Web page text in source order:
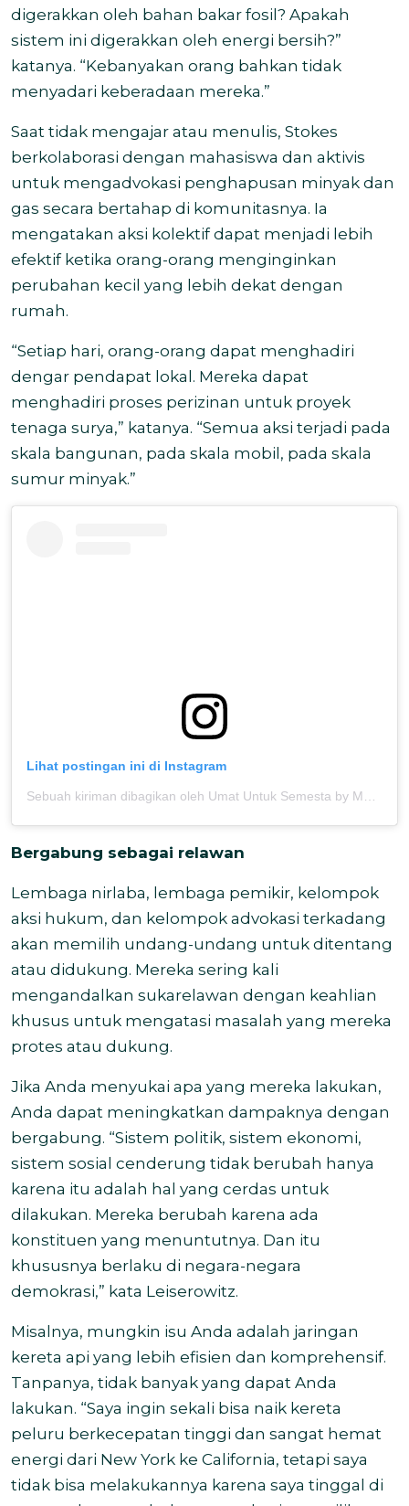
digerakkan oleh bahan bakar fosil? Apakah
sistem ini digerakkan oleh energi bersih?”
katanya. “Kebanyakan orang bahkan tidak
menyadari keberadaan mereka.”
Saat tidak mengajar atau menulis, Stokes
berkolaborasi dengan mahasiswa dan aktivis
untuk mengadvokasi penghapusan minyak dan
gas secara bertahap di komunitasnya. Ia
mengatakan aksi kolektif dapat menjadi lebih
efektif ketika orang-orang menginginkan
perubahan kecil yang lebih dekat dengan
rumah.
“Setiap hari, orang-orang dapat menghadiri
dengar pendapat lokal. Mereka dapat
menghadiri proses perizinan untuk proyek
tenaga surya,” katanya. “Semua aksi terjadi pada
skala bangunan, pada skala mobil, pada skala
sumur minyak.”
Lihat postingan ini di Instagram
Bergabung sebagai relawan
Lembaga nirlaba, lembaga pemikir, kelompok
aksi hukum, dan kelompok advokasi terkadang
akan memilih undang-undang untuk ditentang
atau didukung. Mereka sering kali
mengandalkan sukarelawan dengan keahlian
khusus untuk mengatasi masalah yang mereka
protes atau dukung.
Jika Anda menyukai apa yang mereka lakukan,
Anda dapat meningkatkan dampaknya dengan
bergabung. “Sistem politik, sistem ekonomi,
sistem sosial cenderung tidak berubah hanya
karena itu adalah hal yang cerdas untuk
dilakukan. Mereka berubah karena ada
konstituen yang menuntutnya. Dan itu
khususnya berlaku di negara-negara
demokrasi,” kata Leiserowitz.
Misalnya, mungkin isu Anda adalah jaringan
kereta api yang lebih efisien dan komprehensif.
Tanpanya, tidak banyak yang dapat Anda
lakukan. “Saya ingin sekali bisa naik kereta
peluru berkecepatan tinggi dan sangat hemat
energi dari New York ke California, tetapi saya
tidak bisa melakukannya karena saya tinggal di